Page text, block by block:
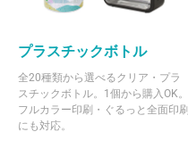
プラスチックボトル
全20種類から選べるクリア・プラ
スチックボトル。1個から購入OK。
フルカラー印刷・ぐるっと全面印刷
にも対応。